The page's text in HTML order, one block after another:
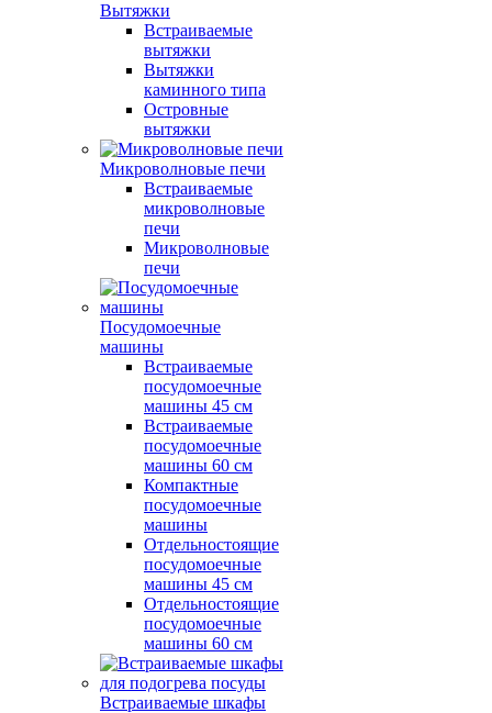
Вытяжки
Встраиваемые
вытяжки
Вытяжки
каминного типа
Островные
вытяжки
Микроволновые печи
Встраиваемые
микроволновые
печи
Микроволновые
печи
Посудомоечные
машины
Встраиваемые
посудомоечные
машины 45 см
Встраиваемые
посудомоечные
машины 60 см
Компактные
посудомоечные
машины
Отдельностоящие
посудомоечные
машины 45 см
Отдельностоящие
посудомоечные
машины 60 см
Встраиваемые шкафы